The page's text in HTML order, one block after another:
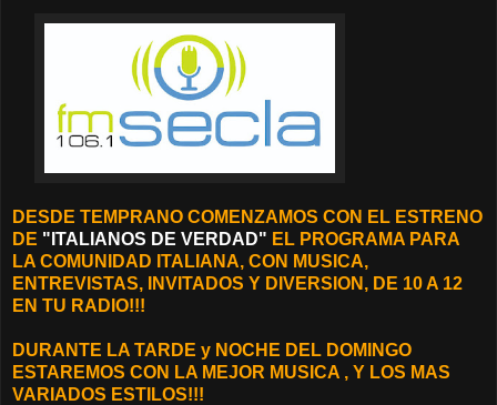
DESDE TEMPRANO COMENZAMOS CON EL ESTRENO
DE "ITALIANOS DE VERDAD" EL PROGRAMA PARA
LA COMUNIDAD ITALIANA, CON MUSICA,
ENTREVISTAS, INVITADOS Y DIVERSION, DE 10 A 12
EN TU RADIO!!!
DURANTE LA TARDE y NOCHE DEL DOMINGO
ESTAREMOS CON LA MEJOR MUSICA , Y LOS MAS
VARIADOS ESTILOS!!!